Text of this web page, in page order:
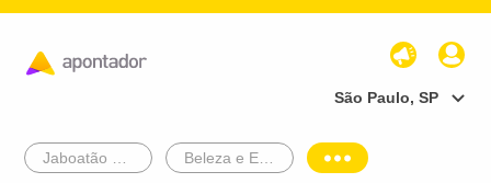
São Paulo, SP